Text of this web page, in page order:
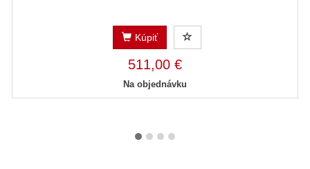
Kúpiť
511,00 €
Na objednávku